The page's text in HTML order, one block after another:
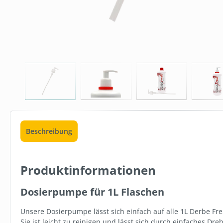
Beschreibung
Produktinformationen
Dosierpumpe für 1L Flaschen
Unsere Dosierpumpe lässt sich einfach auf alle 1L Derbe
TOP
ab74,95